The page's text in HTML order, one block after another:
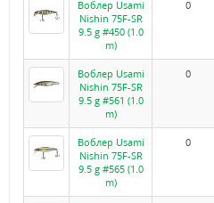
Воблер Usami
Nishin 75F-SR
9.5 g #450 (1.0
m)
0
Воблер Usami
Nishin 75F-SR
9.5 g #561 (1.0
m)
0
Воблер Usami
Nishin 75F-SR
9.5 g #565 (1.0
m)
0